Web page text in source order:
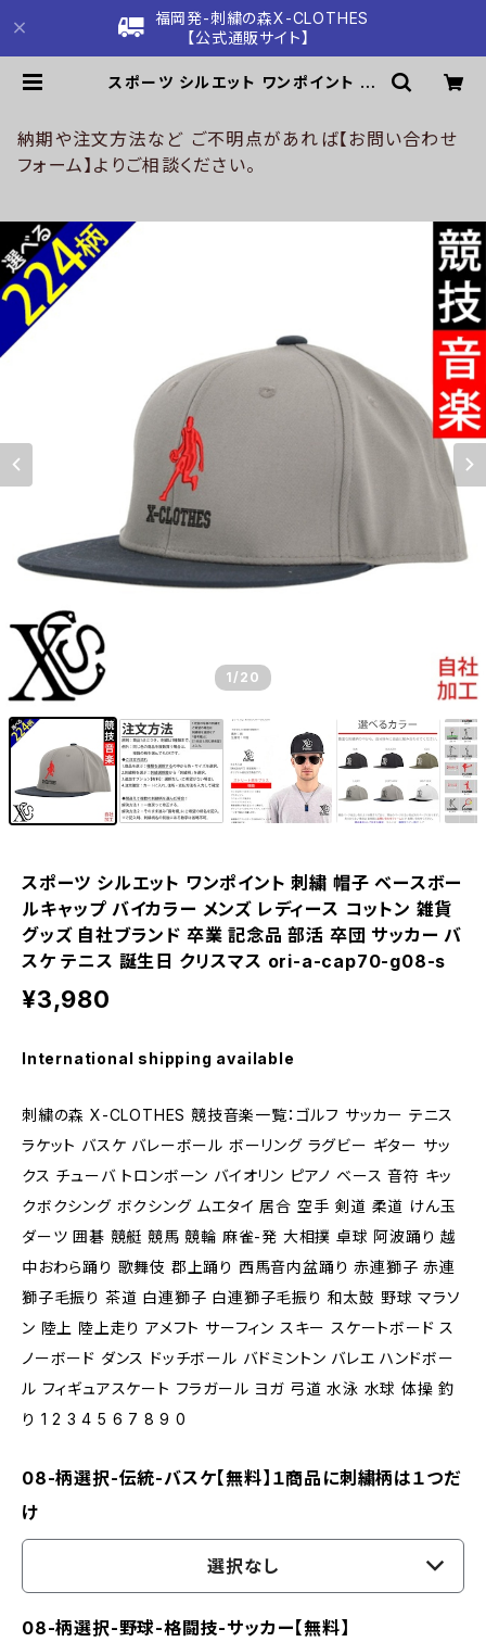
福岡発-刺繍の森X-CLOTHES
【公式通販サイト】
スポーツ シルエット ワンポイント 刺
グッズ 自社ブランド 卒業 記念品 部
活 卒団 サッカー バスケ テニス 誕生
日 クリスマス ori-a-cap70-g08-
納期や注文方法など ご不明点があれば【お問い合わせ
フォーム】よりご相談ください。
1 /20
スポーツ シルエット ワンポイント 刺繍 帽子 ベースボー
ルキャップ バイカラー メンズ レディース コットン 雑貨
グッズ 自社ブランド 卒業 記念品 部活 卒団 サッカー バ
スケ テニス 誕生日 クリスマス ori-a-cap70-g08-s
¥3,980
International shipping available
刺繍の森 X-CLOTHES 競技音楽一覧：ゴルフ サッカー テニス
ラケット バスケ バレーボール ボーリング ラグビー ギター サッ
クス チューバ トロンボーン バイオリン ピアノ ベース 音符 キッ
クボクシング ボクシング ムエタイ 居合 空手 剣道 柔道 けん玉
ダーツ 囲碁 競艇 競馬 競輪 麻雀-発 大相撲 卓球 阿波踊り 越
中おわら踊り 歌舞伎 郡上踊り 西馬音内盆踊り 赤連獅子 赤連
獅子毛振り 茶道 白連獅子 白連獅子毛振り 和太鼓 野球 マラソ
ン 陸上 陸上走り アメフト サーフィン スキー スケートボード ス
ノーボード ダンス ドッチボール バドミントン バレエ ハンドボー
ル フィギュアスケート フラガール ヨガ 弓道 水泳 水球 体操 釣
り 1 2 3 4 5 6 7 8 9 0
08-柄選択-伝統-バスケ【無料】１商品に刺繍柄は１つだ
け
選択なし
08-柄選択-野球-格闘技-サッカー【無料】